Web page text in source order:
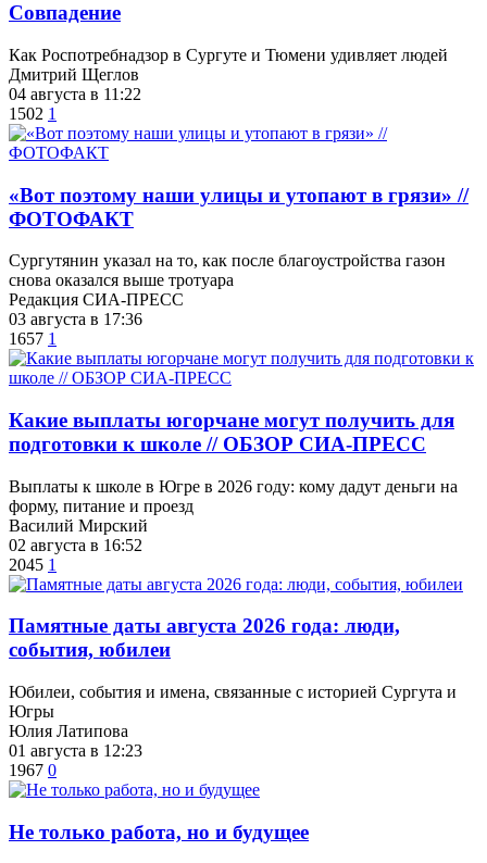
​Совпадение
Как Роспотребнадзор в Сургуте и Тюмени удивляет людей
Дмитрий Щеглов
04 августа в 11:22
1502 1
«Вот поэтому наши улицы и утопают в грязи» //
ФОТОФАКТ
Сургутянин указал на то, как после благоустройства газон
снова оказался выше тротуара
Редакция СИА-ПРЕСС
03 августа в 17:36
1657 1
Какие выплаты югорчане могут получить для
подготовки к школе // ОБЗОР СИА-ПРЕСС
Выплаты к школе в Югре в 2026 году: кому дадут деньги на
форму, питание и проезд
Василий Мирский
02 августа в 16:52
2045 1
​Памятные даты августа 2026 года: люди,
события, юбилеи
Юбилеи, события и имена, связанные с историей Сургута и
Югры
Юлия Латипова
01 августа в 12:23
1967 0
​Не только работа, но и будущее